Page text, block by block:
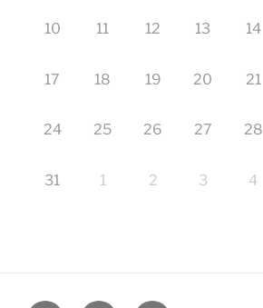
10 11 12 13 14
17 18 19 20 21
24 25 26 27 28
31 1 2 3 4